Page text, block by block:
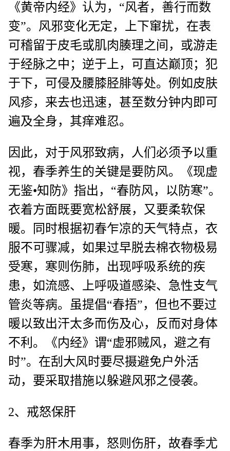
《黄帝内经》认为，“风者，善行而数
变”。风邪变化无定，上下窜扰，在表
可稽留于皮毛或肌肉腠理之间，或游走
于经脉之中；逆于上，可直达巅顶；犯
于下，可侵及腰膝胫腓等处。例如皮肤
风疹，来去也迅速，甚至数分钟内即可
遍及全身，其痒难忍。
因此，对于风邪致病，人们必须予以重
视，春季养生的关键是要防风。《现虚
无鉴•知防》指出，“春防风，以防寒”。
衣着方面既要宽松舒展，又要柔软保
暖。同时根据初春乍凉的天气特点，衣
服不可骤减，如果过早脱去棉衣物极易
受寒，寒则伤肺，出现呼吸系统的疾
患，如流感、上呼吸道感染、急性支气
管炎等病。虽提倡“春捂”，但也不要过
暖以致出汗太多而伤及心，反而对身体
不利。《内经》谓“虚邪贼风，避之有
时”。在刮大风时要尽摄避免户外活
动，要采取措施以躲避风邪之侵袭。
2、戒怒保肝
春季为肝木用事，怒则伤肝，故春季尤